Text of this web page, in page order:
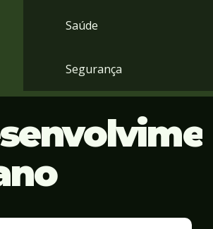
Saúde
Segurança